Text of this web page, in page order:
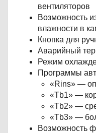
вентиляторов
Возможность
влажности в
Кнопка для
Аварийный
Режим
Программы
«Rins» —
«Tb1» —
«Tb2» —
«Tb3» —
Возможность